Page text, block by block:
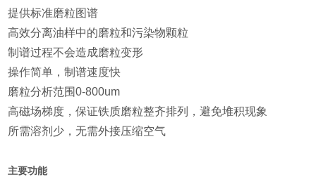
提供标准磨粒图谱
高效分离油样中的磨粒和污染物颗粒
制谱过程不会造成磨粒变形
操作简单，制谱速度快
磨粒分析范围0-800um
高磁场梯度，保证铁质磨粒整齐排列，避免堆积现象
所需溶剂少，无需外接压缩空气
主要功能